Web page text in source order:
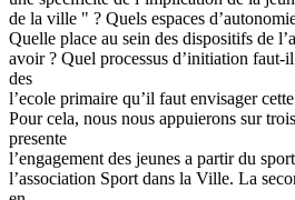
de la ville " ? Quels espaces
Quelle place au sein des dispositifs de
avoir ? Quel processus d’initiation faut-
des
l’ecole primaire qu’il faut envisager
Pour cela, nous nous appuierons sur
presente
l’engagement des jeunes a partir du
l’association Sport dans la Ville. La